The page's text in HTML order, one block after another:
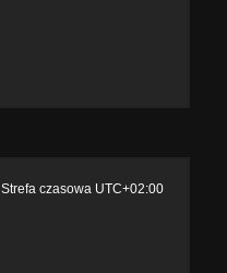
Strefa czasowa UTC+02:00